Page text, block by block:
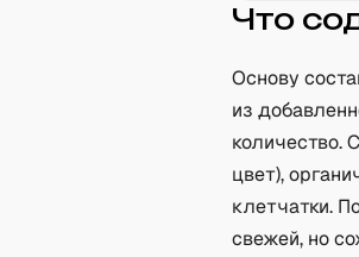
Что
Основу
из
количество.
цвет),
клетчатки.
свежей, но